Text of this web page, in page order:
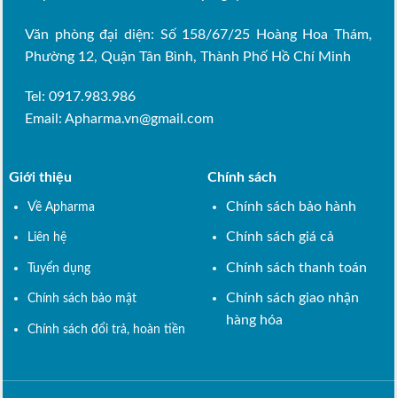
Văn phòng đại diện: Số 158/67/25 Hoàng Hoa Thám,
Phường 12, Quận Tân Bình, Thành Phố Hồ Chí Minh
Tel: 0917.983.986
Email:Apharma.vn@gmail.com
Giới thiệu
Về Apharma
Liên hệ
Tuyển dụng
Chính sách bảo mật
Chính sách đổi trả, hoàn tiền
Chính sách
Chính sách bảo hành
Chính sách giá cả
Chính sách thanh toán
Chính sách giao nhận
hàng hóa